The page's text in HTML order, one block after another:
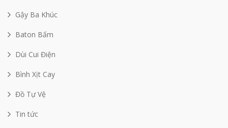
Gậy Ba Khúc
Baton Bấm
Dùi Cui Điện
Bình Xịt Cay
Đồ Tự Vệ
Tin tức